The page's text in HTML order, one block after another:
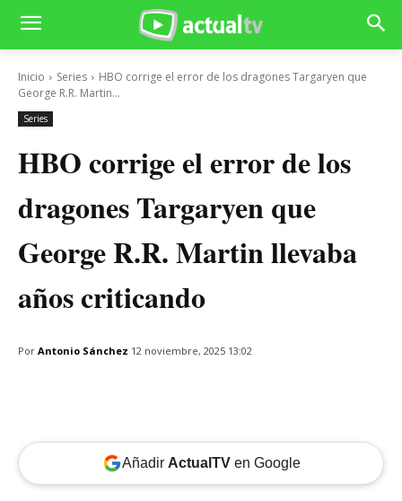
Inicio Series
HBO corrige el error de los dragones Targaryen que
George R.R. Martin...
Series
HBO corrige el error de los
dragones Targaryen que
George R.R. Martin llevaba
años criticando
Por Antonio Sánchez 12 noviembre, 2025 13:02
Añadir ActualTVen Google